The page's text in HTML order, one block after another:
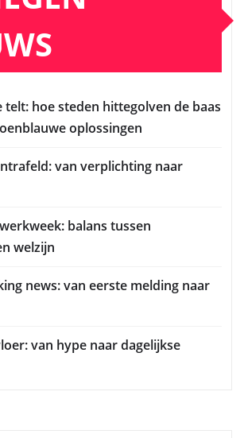
telt: hoe steden hittegolven de baas
oplossingen
van verplichting naar
balans tussen
welzijn
news: van eerste melding naar
van hype naar dagelijkse